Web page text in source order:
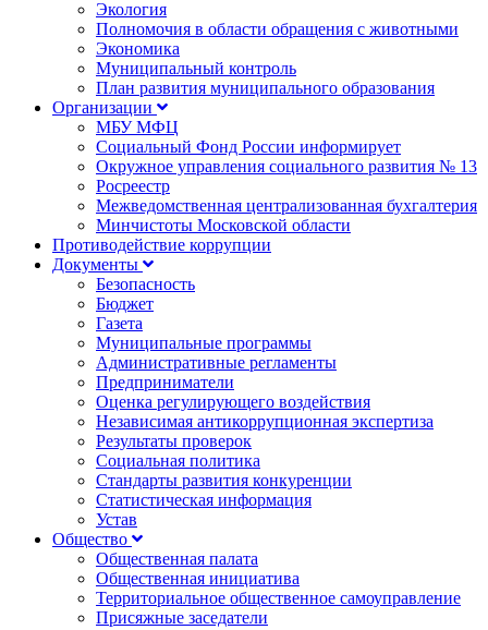
Экология
Полномочия в области обращения с животными
Экономика
Муниципальный контроль
План развития муниципального образования
Организации
МБУ МФЦ
Социальный Фонд России информирует
Окружное управления социального развития № 13
Росреестр
Межведомственная централизованная бухгалтерия
Минчистоты Московской области
Противодействие коррупции
Документы
Безопасность
Бюджет
Газета
Муниципальные программы
Административные регламенты
Предприниматели
Оценка регулирующего воздействия
Независимая антикоррупционная экспертиза
Результаты проверок
Социальная политика
Стандарты развития конкуренции
Статистическая информация
Устав
Общество
Общественная палата
Общественная инициатива
Территориальное общественное самоуправление
Присяжные заседатели